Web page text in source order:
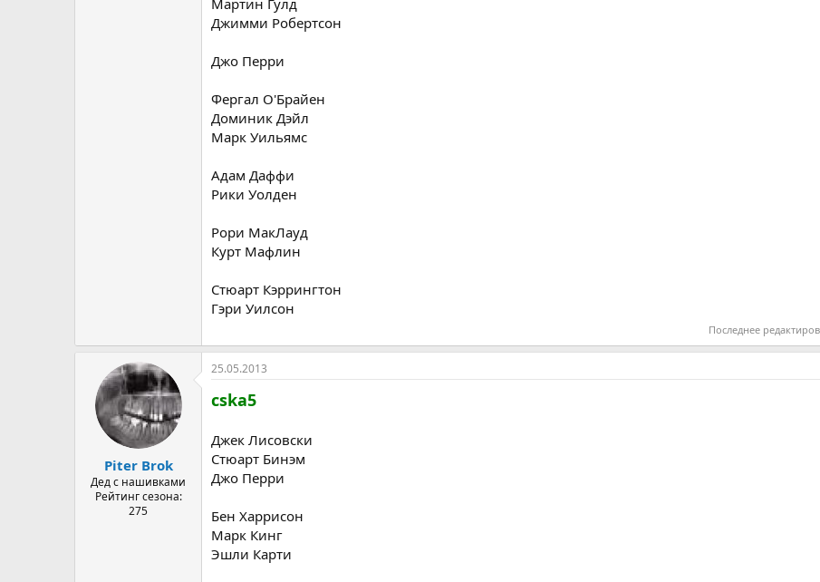
Джимми Робертсон
Джо Перри
Фергал О'Брайен
Доминик Дэйл
Марк Уильямс
Адам Даффи
Рики Уолден
Рори МакЛауд
Курт Мафлин
Стюарт Кэррингтон
Гэри Уилсон
Последнее
Piter Brok
Дед с нашивками
Рейтинг сезона:
275
25.05.2013
cska5
Джек Лисовски
Стюарт Бинэм
Джо Перри
Бен Харрисон
Марк Кинг
Эшли Карти